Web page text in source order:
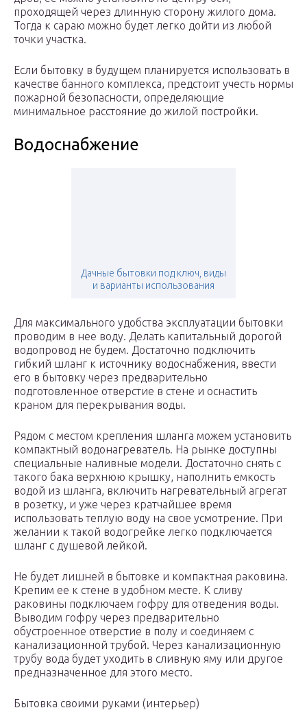
проходящей через длинную сторону жилого дома.
Тогда к сараю можно будет легко дойти из любой
точки участка.
Если бытовку в будущем планируется использовать в
качестве банного комплекса, предстоит учесть нормы
пожарной безопасности, определяющие
минимальное расстояние до жилой постройки.
Водоснабжение
Дачные бытовки под ключ, виды
и варианты использования
Для максимального удобства эксплуатации бытовки
проводим в нее воду. Делать капитальный дорогой
водопровод не будем. Достаточно подключить
гибкий шланг к источнику водоснабжения, ввести
его в бытовку через предварительно
подготовленное отверстие в стене и оснастить
краном для перекрывания воды.
Рядом с местом крепления шланга можем установить
компактный водонагреватель. На рынке доступны
специальные наливные модели. Достаточно снять с
такого бака верхнюю крышку, наполнить емкость
водой из шланга, включить нагревательный агрегат
в розетку, и уже через кратчайшее время
использовать теплую воду на свое усмотрение. При
желании к такой водогрейке легко подключается
шланг с душевой лейкой.
Не будет лишней в бытовке и компактная раковина.
Крепим ее к стене в удобном месте. К сливу
раковины подключаем гофру для отведения воды.
Выводим гофру через предварительно
обустроенное отверстие в полу и соединяем с
канализационной трубой. Через канализационную
трубу вода будет уходить в сливную яму или другое
предназначенное для этого место.
Бытовка своими руками (интерьер)